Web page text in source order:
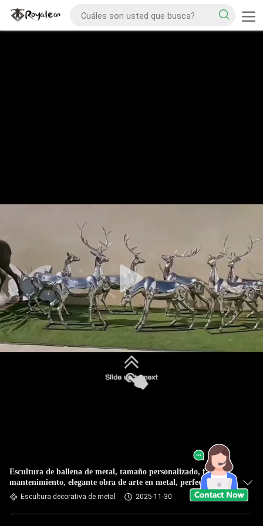
Escultura de ballena de metal, tamaño personalizado, fácil
mantenimiento, elegante obra de arte en metal, perfecta para
jardín y parque
Escultura decorativa de metal 2025-11-30